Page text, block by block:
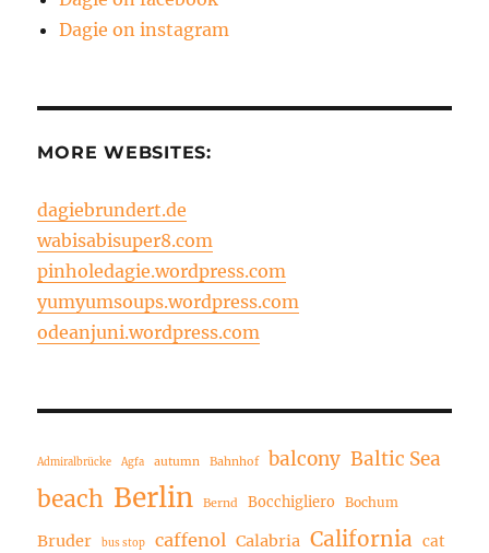
Dagie on instagram
MORE WEBSITES:
dagiebrundert.de
wabisabisuper8.com
pinholedagie.wordpress.com
yumyumsoups.wordpress.com
odeanjuni.wordpress.com
Admiralbrücke Agfa autumn Bahnhof balcony Baltic Sea
beach Berlin Bernd Bocchigliero Bochum
Bruder bus stop caffenol Calabria California cat